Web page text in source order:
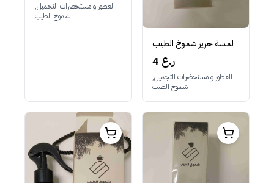
العطور و مستحضرات التجميل,
شموخ الطيب
لمسة حرير شموخ الطيب
4 ر.ع
العطور و مستحضرات التجميل,
شموخ الطيب